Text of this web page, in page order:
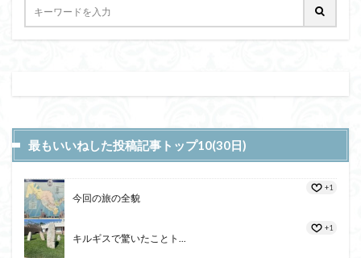
最もいいねした投稿記事トップ10(30日)
今回の旅の全貌
+1
キルギスで驚いたことト...
+1